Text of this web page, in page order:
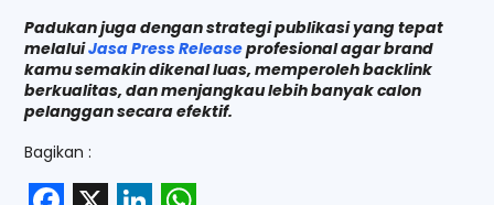
Padukan juga dengan strategi publikasi yang tepat
melaluiJasa Press Releaseprofesional agar brand
kamu semakin dikenal luas, memperoleh backlink
berkualitas, dan menjangkau lebih banyak calon
pelanggan secara efektif.
Bagikan :